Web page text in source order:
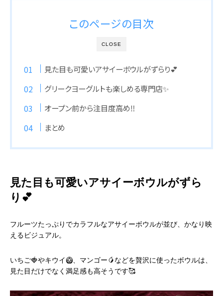
CLOSE
このページの目次
見た目も可愛いアサイーボウルがずらり💕
グリークヨーグルトも楽しめる専門店✨
オープン前から注目度高め‼️
まとめ
見た目も可愛いアサイーボウルがずら
り💕
フルーツたっぷりでカラフルなアサイーボウルが並び、かなり映
えるビジュアル。
いちご🍓やキウイ🥝、マンゴー🥭などを贅沢に使ったボウルは、
見た目だけでなく満足感も高そうです🥰